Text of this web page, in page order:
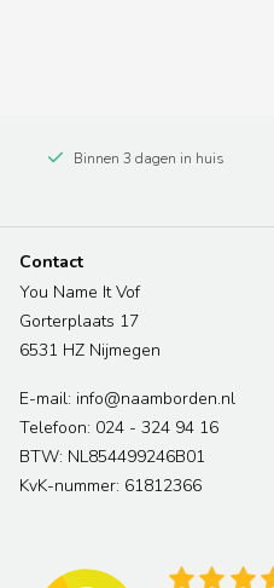
Binnen 3 dagen in huis
Contact
You Name It Vof
Gorterplaats 17
6531 HZ Nijmegen
E-mail: info@naamborden.nl
Telefoon: 024 - 324 94 16
BTW: NL854499246B01
KvK-nummer: 61812366